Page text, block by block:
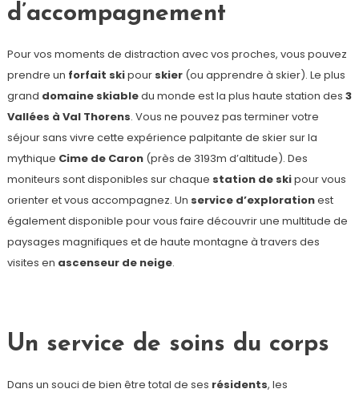
d’accompagnement
Pour vos moments de distraction avec vos proches, vous pouvez
prendre un forfait skipour skier(ou apprendre à skier). Le plus
grand domaine skiabledu monde est la plus haute station des 3
Vallées à Val Thorens. Vous ne pouvez pas terminer votre
séjour sans vivre cette expérience palpitante de skier sur la
mythique Cime de Caron(près de 3193m d’altitude). Des
moniteurs sont disponibles sur chaque station de skipour vous
orienter et vous accompagnez. Un service d’explorationest
également disponible pour vous faire découvrir une multitude de
paysages magnifiques et de haute montagne à travers des
visites en ascenseur de neige.
Un service de soins du corps
Dans un souci de bien être total de ses résidents, les